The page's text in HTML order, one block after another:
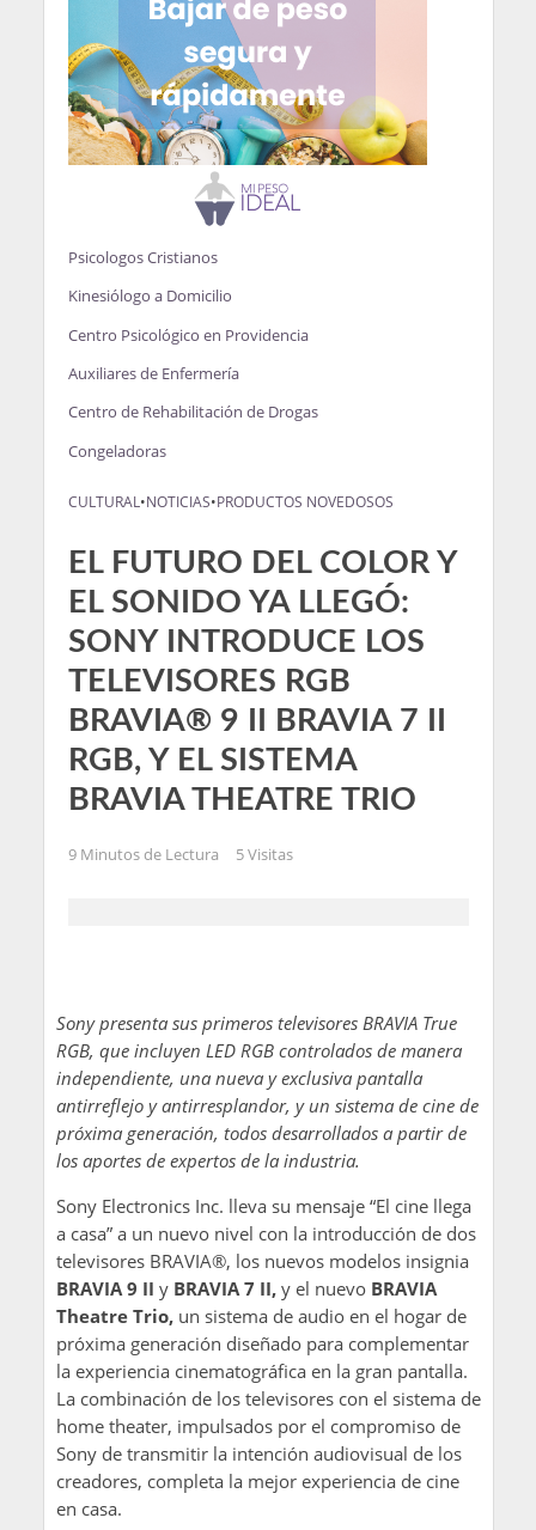
Psicologos Cristianos
Kinesiólogo a Domicilio
Centro Psicológico en Providencia
Auxiliares de Enfermería
Centro de Rehabilitación de Drogas
Congeladoras
CULTURAL •NOTICIAS•PRODUCTOS NOVEDOSOS
EL FUTURO DEL COLOR Y
EL SONIDO YA LLEGÓ:
SONY INTRODUCE LOS
TELEVISORES RGB
BRAVIA® 9 II BRAVIA 7 II
RGB, Y EL SISTEMA
BRAVIA THEATRE TRIO
9 Minutos de Lectura 5 Visitas
Sony presenta sus primeros televisores BRAVIA True
RGB, que incluyen LED RGB controlados de manera
independiente, una nueva y exclusiva pantalla
antirreflejo y antirresplandor, y un sistema de cine de
próxima generación, todos desarrollados a partir de
los aportes de expertos de la industria.
Sony Electronics Inc. lleva su mensaje “El cine llega
a casa” a un nuevo nivel con la introducción de dos
televisores BRAVIA®, los nuevos modelos insignia
BRAVIA 9 II y BRAVIA 7 II, y el nuevo BRAVIA
Theatre Trio, un sistema de audio en el hogar de
próxima generación diseñado para complementar
la experiencia cinematográfica en la gran pantalla.
La combinación de los televisores con el sistema de
home theater, impulsados por el compromiso de
Sony de transmitir la intención audiovisual de los
creadores, completa la mejor experiencia de cine
en casa.